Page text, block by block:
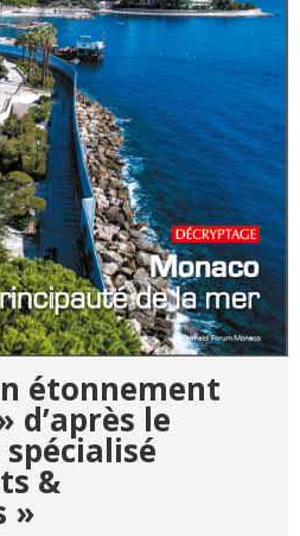
étonnement
d’après le
&
»